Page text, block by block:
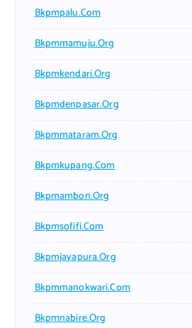
Bkpmpalu.com
Bkpmmamuju.org
Bkpmkendari.org
Bkpmdenpasar.org
Bkpmmataram.org
Bkpmkupang.com
Bkpmambon.org
Bkpmsofifi.com
Bkpmjayapura.org
Bkpmmanokwari.com
Bkpmnabire.org